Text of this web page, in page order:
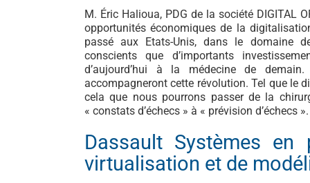
M. Éric Halioua, PDG de la société DIGITAL
opportunités économiques de la
passé aux Etats-Unis, dans le domaine
conscients que d’importants
d’aujourd’hui à la médecine de
accompagneront cette révolution. Tel que le
cela que nous pourrons passer de la
« constats d’échecs » à « prévision d’échecs ».
Dassault Systèmes
virtualisation et de